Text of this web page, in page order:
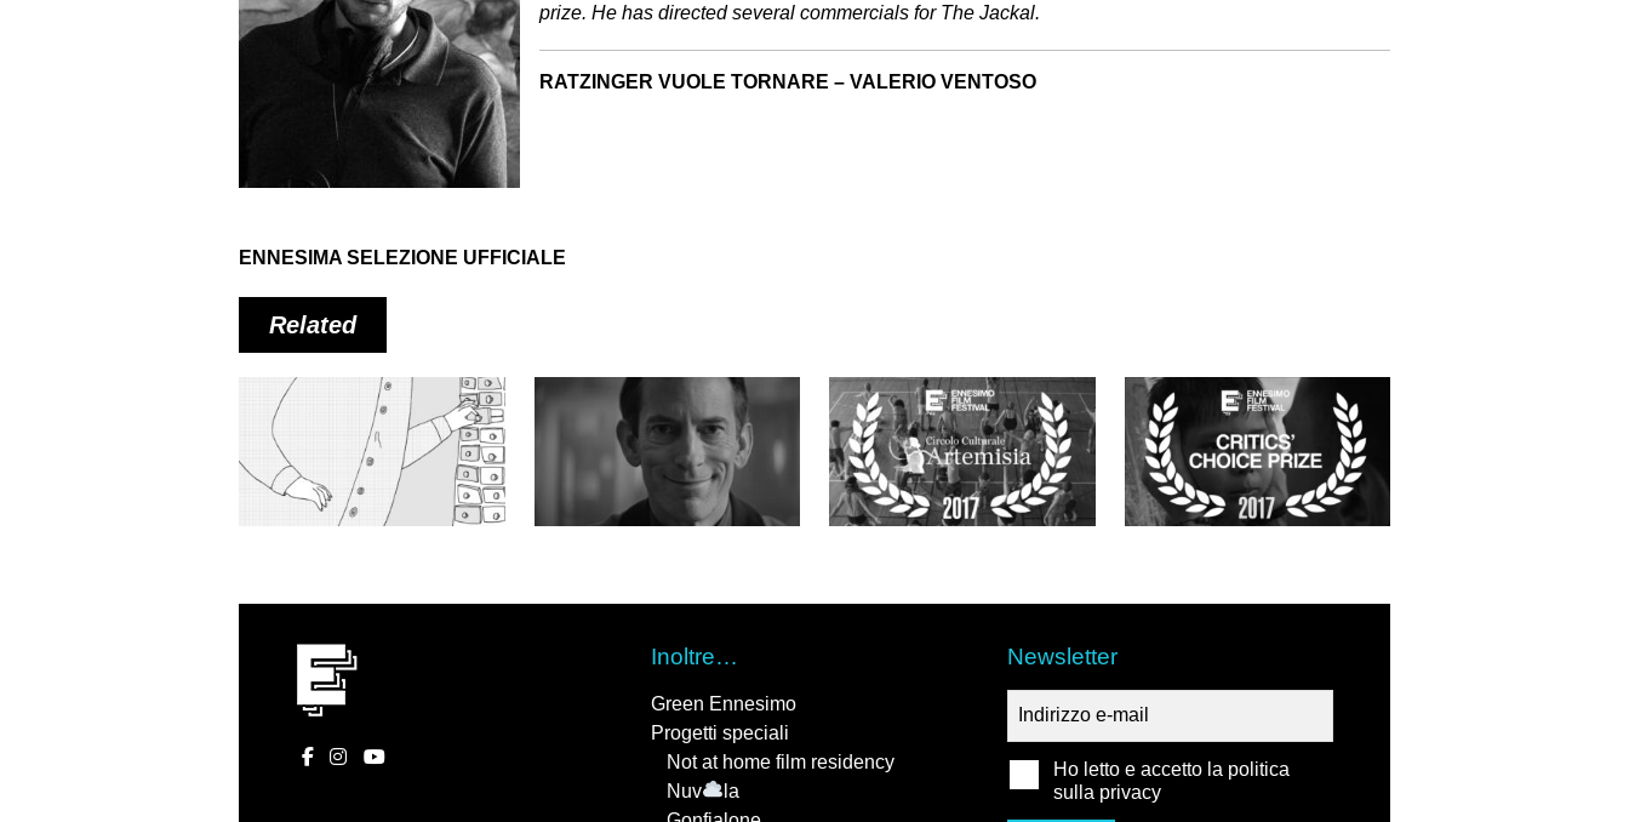
prize. He has directed several commercials for The Jackal.
RATZINGER VUOLE TORNARE – VALERIO VENTOSO
ENNESIMA SELEZIONE UFFICIALE
Related
Inoltre…
Green Ennesimo
Progetti speciali
Not at home film residency
Nuv
la
Newsletter
Ho letto e accetto la politica
sulla privacy